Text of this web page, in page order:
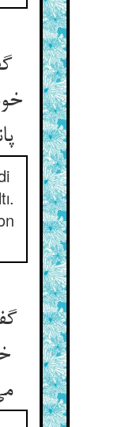
پانزده ای برادرخوانده
می‌رو تا بکس مادرت